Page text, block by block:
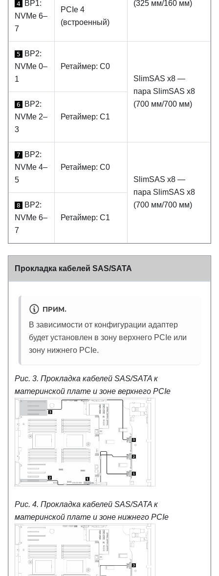
(325 мм/160 мм)
4
BP1:
NVMe 6–
7
PCIe 4
(встроенный)
5
BP2:
NVMe 0–
1
Ретаймер: C0
SlimSAS x8 —
пара SlimSAS x8
(700 мм/700 мм)
6
BP2:
NVMe 2–
3
Ретаймер: C1
7
BP2:
NVMe 4–
5
Ретаймер: C0
SlimSAS x8 —
пара SlimSAS x8
(700 мм/700 мм)
8
BP2:
NVMe 6–
7
Ретаймер: C1
Прокладка кабелей SAS/SATA
ПРИМ.
В зависимости от конфигурации адаптер
будет установлен в зону верхнего PCIe или
зону нижнего PCIe.
Рис. 3. Прокладка кабелей SAS/SATA к
материнской плате и зоне верхнего PCIe
Рис. 4. Прокладка кабелей SAS/SATA к
материнской плате и зоне нижнего PCIe